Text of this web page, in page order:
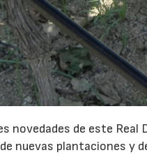
novedades de este
nuevas plantaciones y